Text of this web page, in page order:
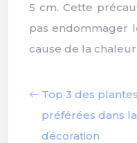
5 cm. Cette
pas endommager
cause de la
Top 3 des plantes
préférées dans la
décoration